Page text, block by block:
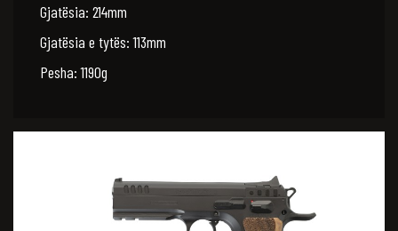
Gjatësia: 214mm
Gjatësia e tytës: 113mm
Pesha: 1190g